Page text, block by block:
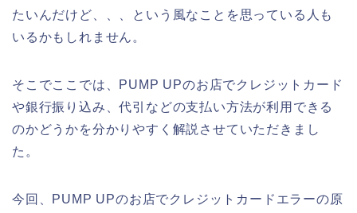
たいんだけど、、、という風なことを思っている人も
いるかもしれません。
そこでここでは、PUMP UPのお店でクレジットカード
や銀行振り込み、代引などの支払い方法が利用できる
のかどうかを分かりやすく解説させていただきまし
た。
今回、PUMP UPのお店でクレジットカードエラーの原